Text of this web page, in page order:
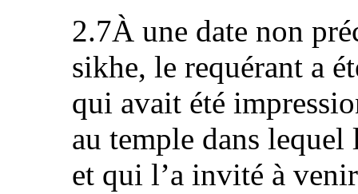
2.7À une date non
sikhe, le requérant a
qui avait été
au temple dans
et qui l’a invité à